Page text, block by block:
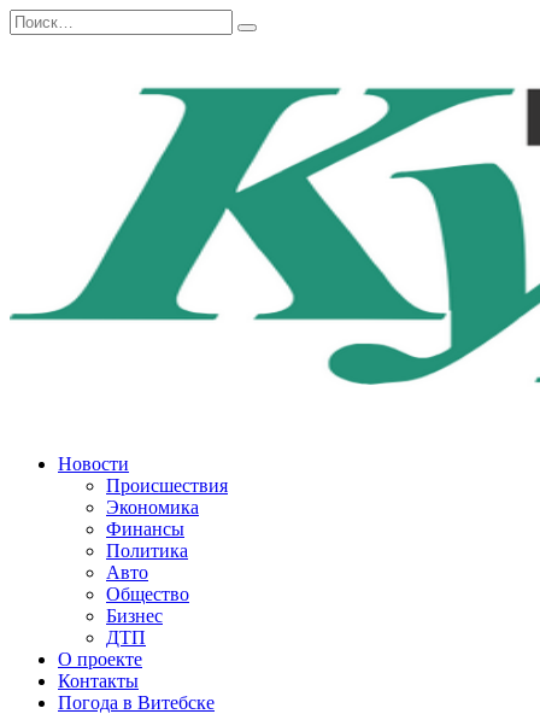
Перейти
к
Search
for:
Новости
Происшествия
Экономика
Финансы
Политика
Авто
Общество
Бизнес
ДТП
О проекте
Контакты
Погода в Витебске